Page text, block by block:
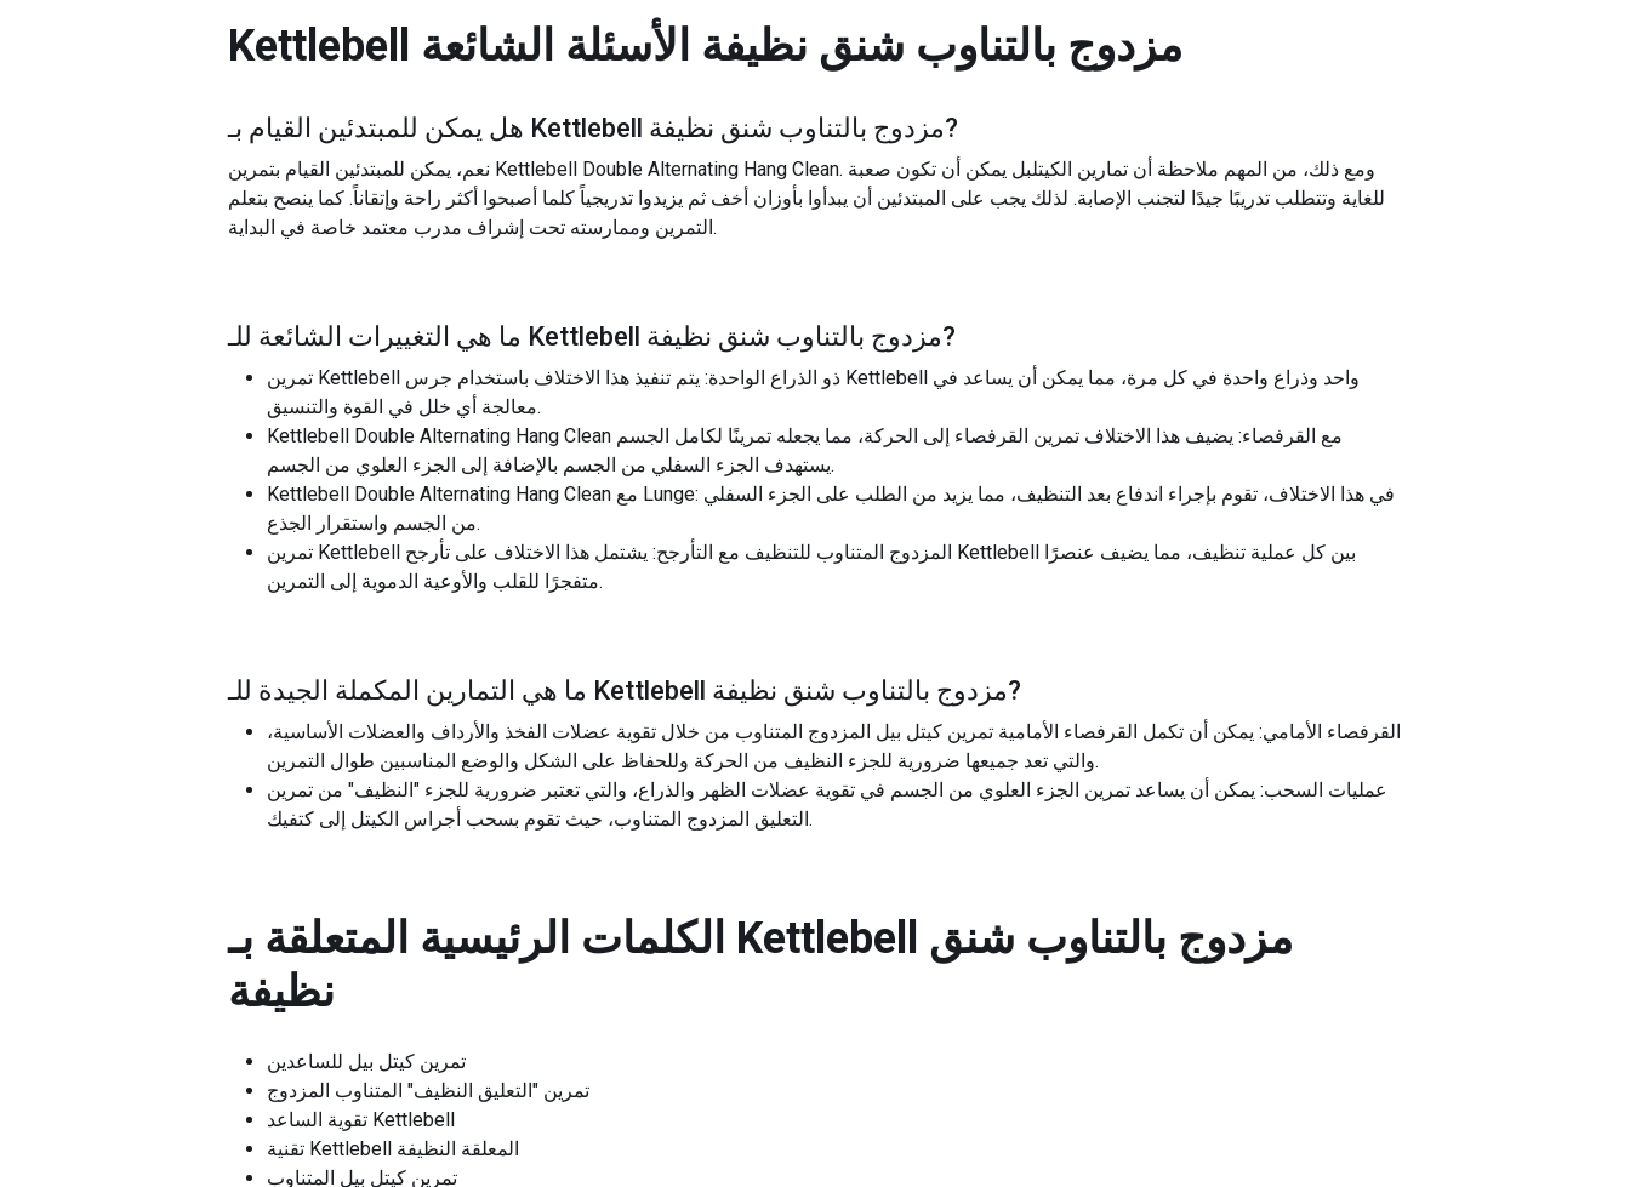
Kettlebell مزدوج بالتناوب شنق نظيفة الأسئلة الشائعة
هل يمكن للمبتدئين القيام بـ Kettlebell مزدوج بالتناوب شنق نظيفة?
نعم، يمكن للمبتدئين القيام بتمرين Kettlebell Double Alternating Hang Clean. ومع ذلك، من المهم ملاحظة أن تمارين الكيتلبل يمكن أن تكون صعبة
للغاية وتتطلب تدريبًا جيدًا لتجنب الإصابة. لذلك يجب على المبتدئين أن يبدأوا بأوزان أخف ثم يزيدوا تدريجياً كلما أصبحوا أكثر راحة وإتقاناً. كما ينصح بتعلم
التمرين وممارسته تحت إشراف مدرب معتمد خاصة في البداية.
ما هي التغييرات الشائعة للـ Kettlebell مزدوج بالتناوب شنق نظيفة?
تمرين Kettlebell ذو الذراع الواحدة: يتم تنفيذ هذا الاختلاف باستخدام جرس Kettlebell واحد وذراع واحدة في كل مرة، مما يمكن أن يساعد في
معالجة أي خلل في القوة والتنسيق.
Kettlebell Double Alternating Hang Clean مع القرفصاء: يضيف هذا الاختلاف تمرين القرفصاء إلى الحركة، مما يجعله تمرينًا لكامل الجسم
يستهدف الجزء السفلي من الجسم بالإضافة إلى الجزء العلوي من الجسم.
Kettlebell Double Alternating Hang Clean مع Lunge: في هذا الاختلاف، تقوم بإجراء اندفاع بعد التنظيف، مما يزيد من الطلب على الجزء السفلي
من الجسم واستقرار الجذع.
تمرين Kettlebell المزدوج المتناوب للتنظيف مع التأرجح: يشتمل هذا الاختلاف على تأرجح Kettlebell بين كل عملية تنظيف، مما يضيف عنصرًا
متفجرًا للقلب والأوعية الدموية إلى التمرين.
ما هي التمارين المكملة الجيدة للـ Kettlebell مزدوج بالتناوب شنق نظيفة?
القرفصاء الأمامي: يمكن أن تكمل القرفصاء الأمامية تمرين كيتل بيل المزدوج المتناوب من خلال تقوية عضلات الفخذ والأرداف والعضلات الأساسية،
والتي تعد جميعها ضرورية للجزء النظيف من الحركة وللحفاظ على الشكل والوضع المناسبين طوال التمرين.
عمليات السحب: يمكن أن يساعد تمرين الجزء العلوي من الجسم في تقوية عضلات الظهر والذراع، والتي تعتبر ضرورية للجزء "النظيف" من تمرين
التعليق المزدوج المتناوب، حيث تقوم بسحب أجراس الكيتل إلى كتفيك.
الكلمات الرئيسية المتعلقة بـ Kettlebell مزدوج بالتناوب شنق
نظيفة
تمرين كيتل بيل للساعدين
تمرين "التعليق النظيف" المتناوب المزدوج
تقوية الساعد Kettlebell
تقنية Kettlebell المعلقة النظيفة
تمرين كيتل بيل المتناوب